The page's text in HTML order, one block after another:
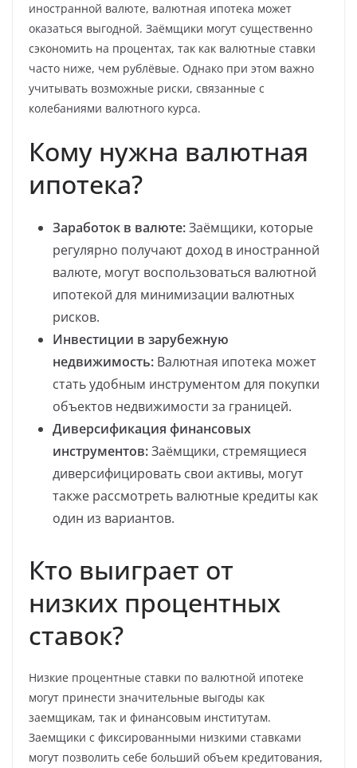
иностранной валюте, валютная ипотека может
оказаться выгодной. Заёмщики могут существенно
сэкономить на процентах, так как валютные ставки
часто ниже, чем рублёвые. Однако при этом важно
учитывать возможные риски, связанные с
колебаниями валютного курса.
Кому нужна валютная
ипотека?
Заработок в валюте:Заёмщики, которые
регулярно получают доход в иностранной
валюте, могут воспользоваться валютной
ипотекой для минимизации валютных
рисков.
Инвестиции в зарубежную
недвижимость: Валютная ипотека может
стать удобным инструментом для покупки
объектов недвижимости за границей.
Диверсификация финансовых
инструментов:Заёмщики, стремящиеся
диверсифицировать свои активы, могут
также рассмотреть валютные кредиты как
один из вариантов.
Кто выиграет от
низких процентных
ставок?
Низкие процентные ставки по валютной ипотеке
могут принести значительные выгоды как
заемщикам, так и финансовым институтам.
Заемщики с фиксированными низкими ставками
могут позволить себе больший объем кредитования,